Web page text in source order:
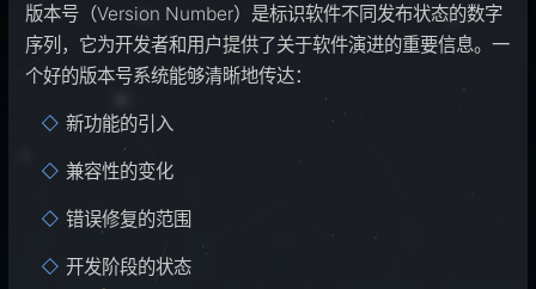
版本号（Version Number）是标识软件不同发布状态的数字
序列，它为开发者和用户提供了关于软件演进的重要信息。一
个好的版本号系统能够清晰地传达：
新功能的引入
兼容性的变化
错误修复的范围
开发阶段的状态